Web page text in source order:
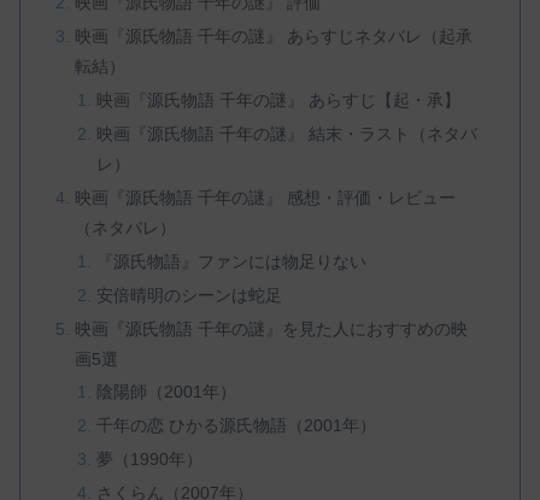
映画『源氏物語 千年の謎』 あらすじネタバレ（起承
転結）
映画『源氏物語 千年の謎』 あらすじ【起・承】
映画『源氏物語 千年の謎』 結末・ラスト（ネタバ
レ）
映画『源氏物語 千年の謎』 感想・評価・レビュー
（ネタバレ）
『源氏物語』ファンには物足りない
安倍晴明のシーンは蛇足
映画『源氏物語 千年の謎』を見た人におすすめの映
画5選
陰陽師（2001年）
千年の恋 ひかる源氏物語（2001年）
夢（1990年）
さくらん（2007年）